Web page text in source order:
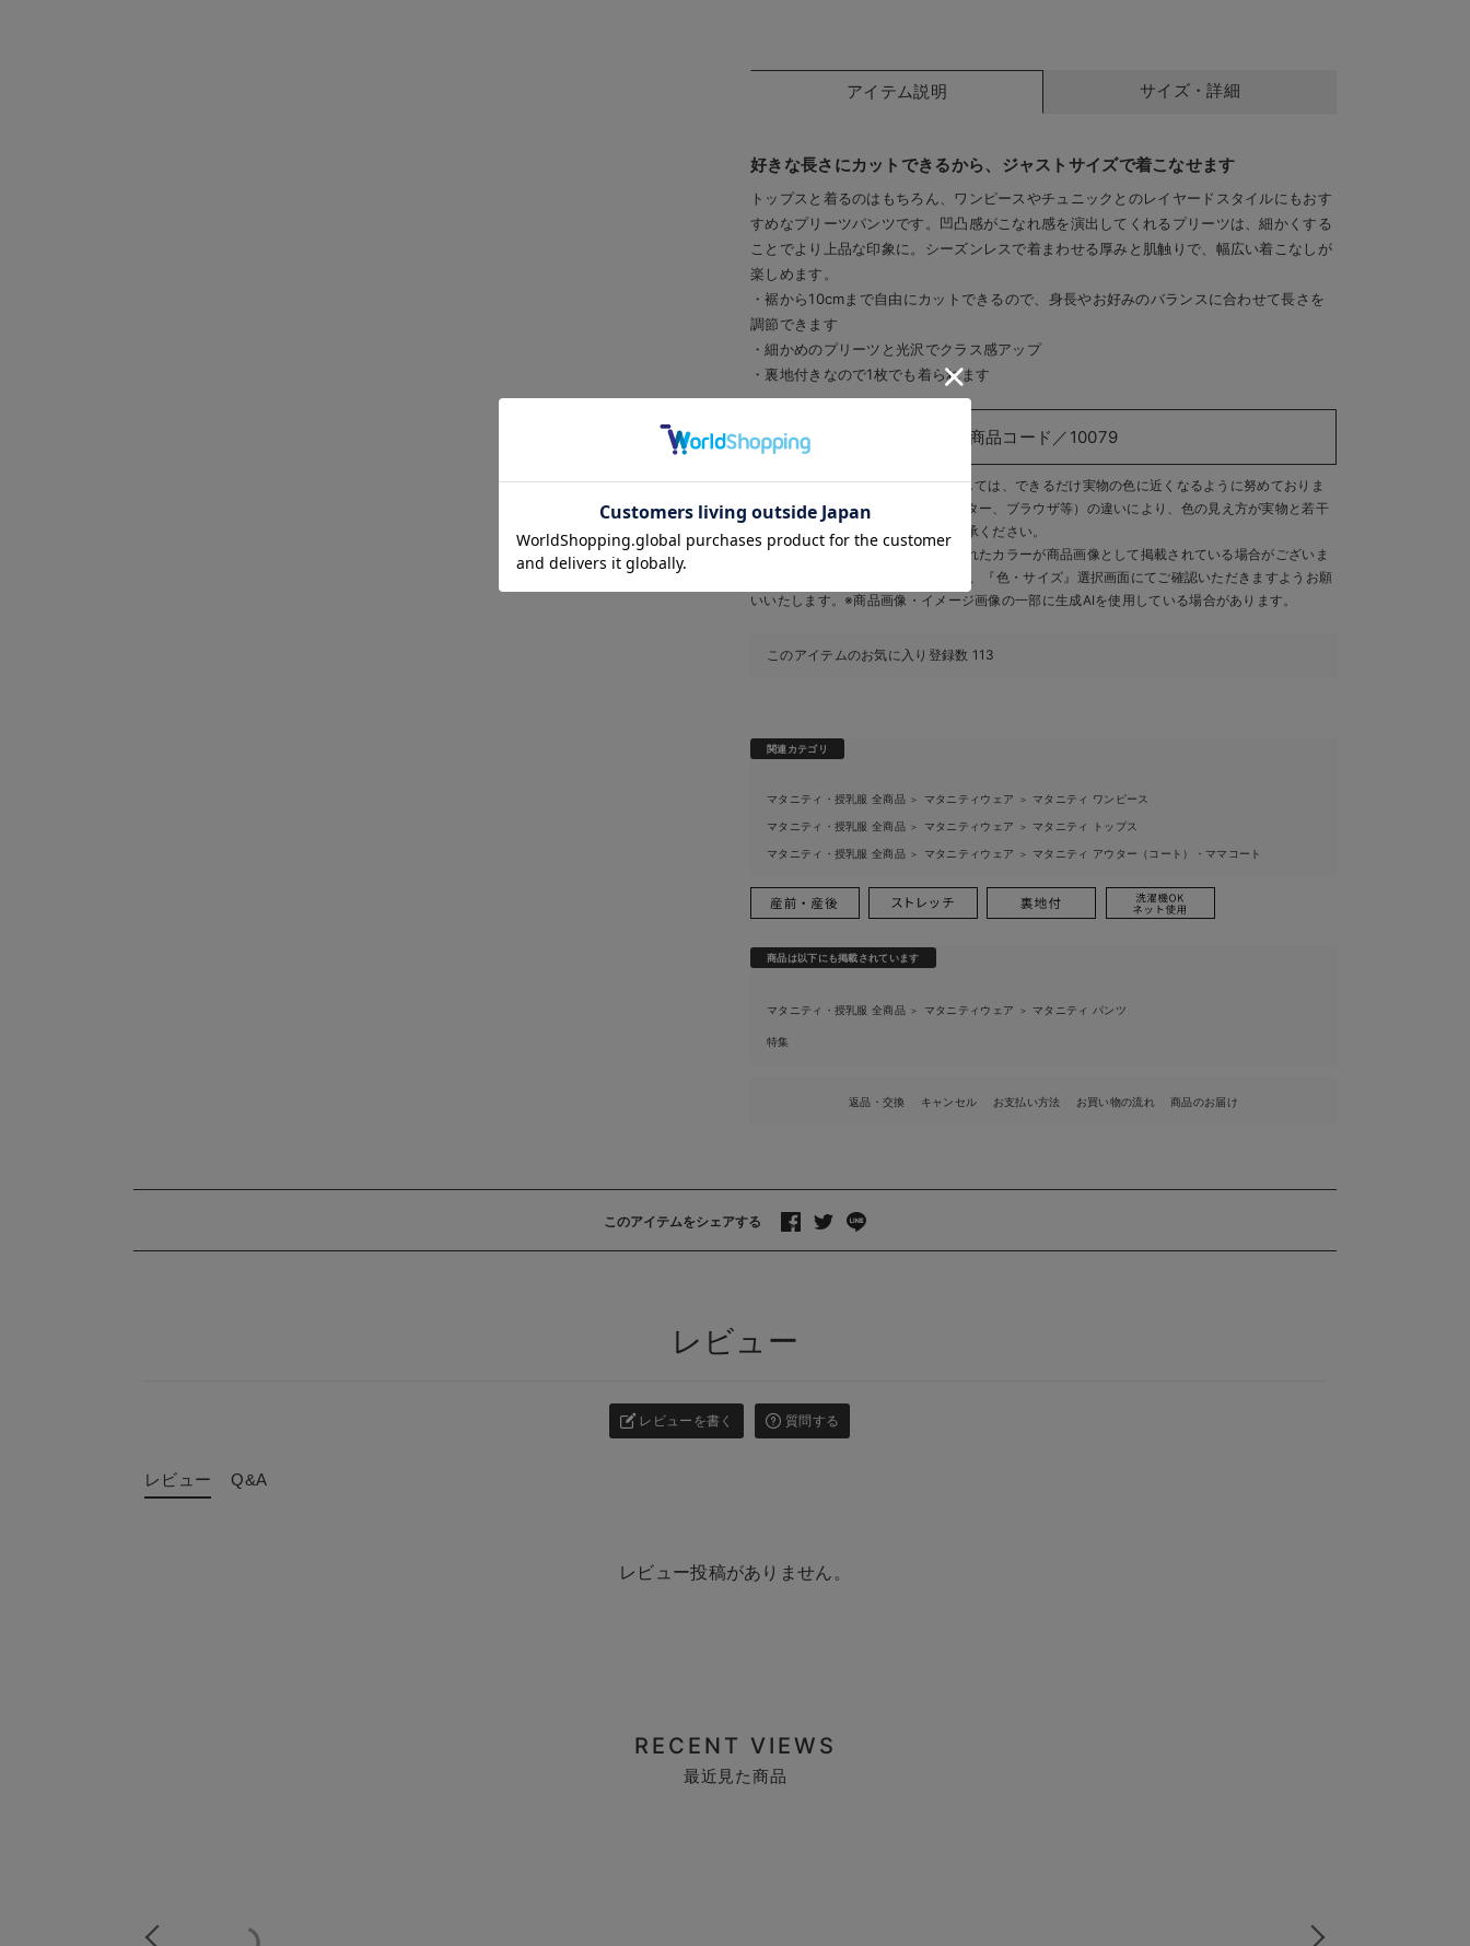
アイテム説明 サイズ・詳細
好きな長さにカットできるから、ジャストサイズで着こなせます
トップスと着るのはもちろん、ワンピースやチュニックとのレイヤードスタイルにもおす
すめなプリーツパンツです。凹凸感がこなれ感を演出してくれるプリーツは、細かくする
ことでより上品な印象に。シーズンレスで着まわせる厚みと肌触りで、幅広い着こなしが
楽しめます。
・裾から10cmまで自由にカットできるので、身長やお好みのバランスに合わせて長さを
調節できます
・細かめのプリーツと光沢でクラス感アップ
・裏地付きなので1枚でも着られます
商品コード／10079
※ご覧頂いている商品画像につきましては、できるだけ実物の色に近くなるように努めておりま
すが、お客様がお使いの環境（モニター、ブラウザ等）の違いにより、色の見え方が実物と若干
異なる場合がございます。予めご了承ください。
また、商品の機能説明の為、完売されたカラーが商品画像として掲載されている場合がございま
す。 販売中のカラーにつきましては、『色・サイズ』選択画面にてご確認いただきますようお願
いいたします。 ※商品画像・イメージ画像の一部に生成AIを使用している場合があります。
このアイテムのお気に入り登録数 113
関連カテゴリ
マタニティ・授乳服 全商品 ＞ マタニティウェア ＞ マタニティ ワンピース
マタニティ・授乳服 全商品 ＞ マタニティウェア ＞ マタニティ トップス
マタニティ・授乳服 全商品 ＞ マタニティウェア ＞ マタニティ アウター（コート）・ママコート
商品は以下にも掲載されています
マタニティ・授乳服 全商品 ＞ マタニティウェア ＞ マタニティ パンツ
特集
返品・交換 キャンセル お支払い方法 お買い物の流れ 商品のお届け
このアイテムをシェアする >
レビュー
レビューを書く 質問する
レビュー Q&A
レビュー投稿がありません。
RECENT VIEWS
最近見た商品
お気に入り商品を確認する